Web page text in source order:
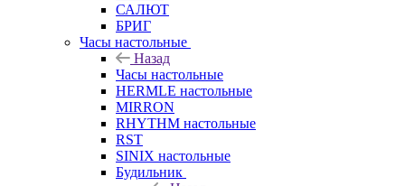
САЛЮТ
БРИГ
Часы настольные
Назад
Часы настольные
HERMLE настольные
MIRRON
RHYTHM настольные
RST
SINIX настольные
Будильник